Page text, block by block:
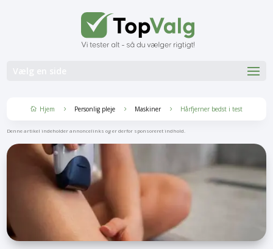
 Hjem 5 Personlig pleje 5 Maskiner 5 Hårfjerner bedst i test
Denne artikel indeholder annoncelinks og er derfor sponsoreret indhold.